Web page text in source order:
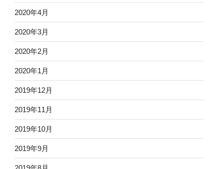
2020年4月
2020年3月
2020年2月
2020年1月
2019年12月
2019年11月
2019年10月
2019年9月